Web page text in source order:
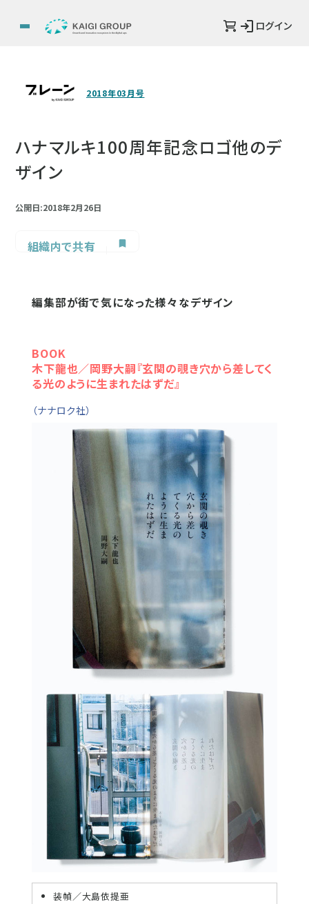
ログイン
2018年03月号
ハナマルキ100周年記念ロゴ他のデ
ザイン
公開日:2018年2月26日
組織内で共有
編集部が街で気になった様々なデザイン
BOOK
木下龍也／岡野大嗣『玄関の覗き穴から差してく
る光のように生まれたはずだ』
（ナナロク社）
装幀／大島依提亜